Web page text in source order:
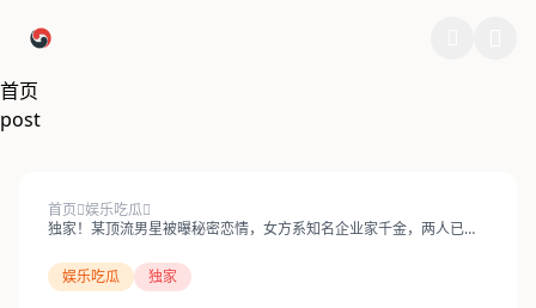
首页
post
首页 娱乐吃瓜
独家！某顶流男星被曝秘密恋情，女方系知名企业家千金，两人已同
娱乐吃瓜
独家